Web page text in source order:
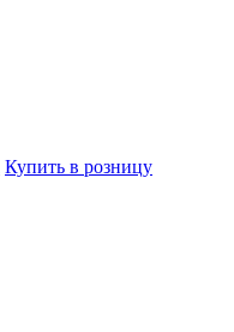
Купить в розницу